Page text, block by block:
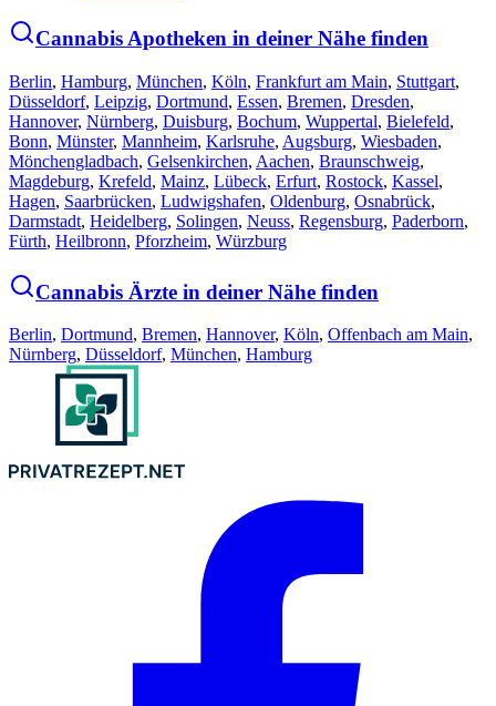
Cannabis Apotheken in deiner Nähe finden
Berlin, Hamburg, München, Köln, Frankfurt am Main, Stuttgart,
Düsseldorf, Leipzig, Dortmund, Essen, Bremen, Dresden,
Hannover, Nürnberg, Duisburg, Bochum, Wuppertal, Bielefeld,
Bonn, Münster, Mannheim, Karlsruhe, Augsburg, Wiesbaden,
Mönchengladbach, Gelsenkirchen, Aachen, Braunschweig,
Magdeburg, Krefeld, Mainz, Lübeck, Erfurt, Rostock, Kassel,
Hagen, Saarbrücken, Ludwigshafen, Oldenburg, Osnabrück,
Darmstadt, Heidelberg, Solingen, Neuss, Regensburg, Paderborn,
Fürth, Heilbronn, Pforzheim, Würzburg
Cannabis Ärzte in deiner Nähe finden
Berlin, Dortmund, Bremen, Hannover, Köln, Offenbach am Main,
Nürnberg, Düsseldorf, München, Hamburg